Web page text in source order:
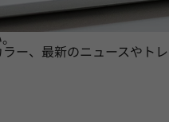
ー、最新のニュースやト